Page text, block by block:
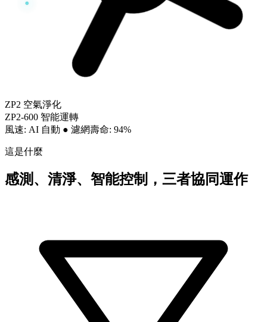
ZP2 空氣淨化
ZP2-600 智能運轉
風速: AI 自動 ● 濾網壽命: 94%
這是什麼
感測、清淨、智能控制，三者協同運作